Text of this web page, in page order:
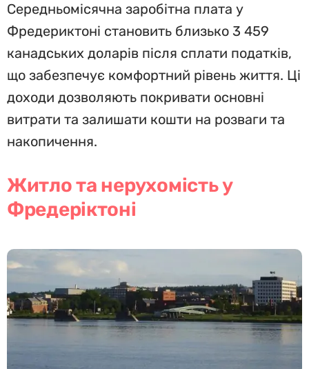
Середньомісячна заробітна плата у
Фредериктоні становить близько 3 459
канадських доларів після сплати податків,
що забезпечує комфортний рівень життя. Ці
доходи дозволяють покривати основні
витрати та залишати кошти на розваги та
накопичення.
Житло та нерухомість у
Фредеріктоні